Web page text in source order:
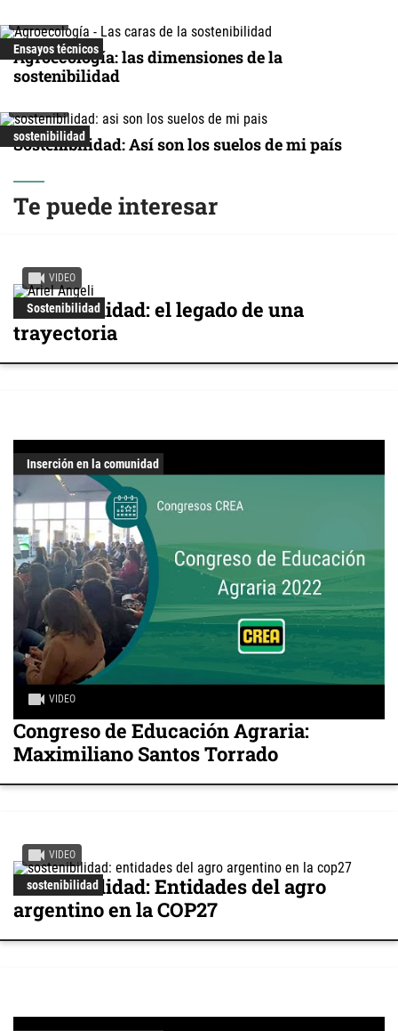
Ensayos técnicos
Agroecología: las dimensiones de la
sostenibilidad
sostenibilidad
Sostenibilidad: Así son los suelos de mi país
Te puede interesar
VIDEO
Sostenibilidad
Sostenibilidad: el legado de una
trayectoria
VIDEO
Inserción en la comunidad
Congreso de Educación Agraria:
Maximiliano Santos Torrado
VIDEO
sostenibilidad
Sostenibilidad: Entidades del agro
argentino en la COP27